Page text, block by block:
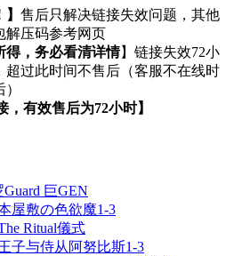
售后只解决链接失效问题，其他
解压码参考网页
得，务必看清详情】链接失效72小
超过此时间不售后（客服不在线时
，有效售后为72小时】
巨GEN
屋敷の色欲魔1-3
Ritual儀式
子与侍从阿努比斯1-3